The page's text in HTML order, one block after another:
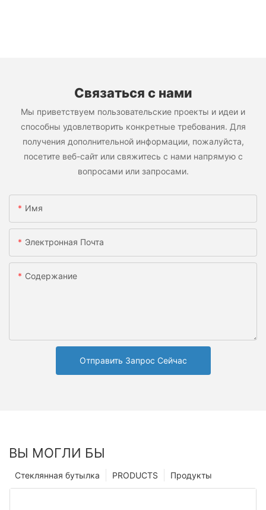
Связаться с нами
Мы приветствуем пользовательские проекты и идеи и
способны удовлетворить конкретные требования. Для
получения дополнительной информации, пожалуйста,
посетите веб-сайт или свяжитесь с нами напрямую с
вопросами или запросами.
Имя
Электронная Почта
Содержание
Отправить Запрос Сейчас
ВЫ МОГЛИ БЫ
Продукты
PRODUCTS
Стеклянная бутылка